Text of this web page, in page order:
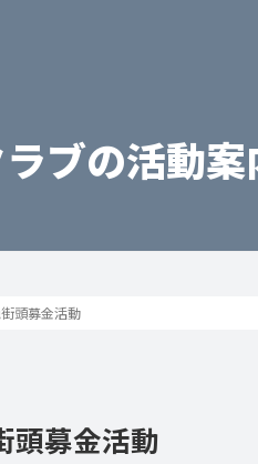
ブの活動案
頭募金活動
頭募金活動